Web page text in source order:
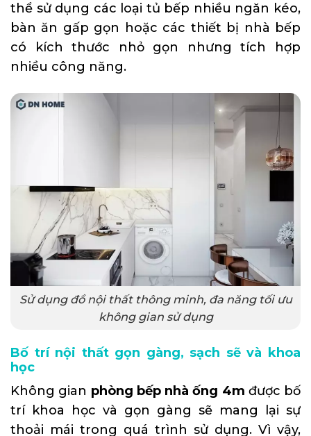
thể sử dụng các loại tủ bếp nhiều ngăn kéo,
bàn ăn gấp gọn hoặc các thiết bị nhà bếp
có kích thước nhỏ gọn nhưng tích hợp
nhiều công năng.
Sử dụng đồ nội thất thông minh, đa năng tối ưu
không gian sử dụng
Bố trí nội thất gọn gàng, sạch sẽ và khoa
học
Không gian phòng bếp nhà ống 4m được bố
trí khoa học và gọn gàng sẽ mang lại sự
thoải mái trong quá trình sử dụng. Vì vậy,